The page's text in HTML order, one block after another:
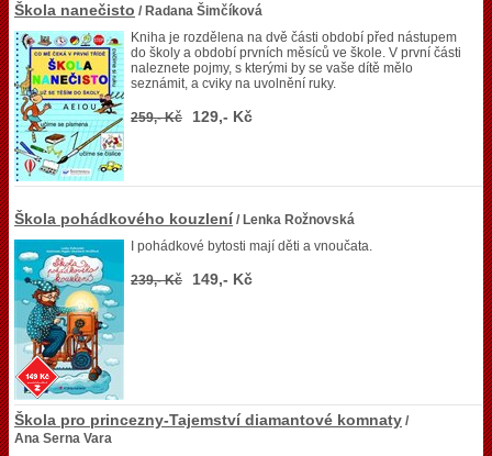
Škola nanečisto / Radana Šimčíková
Kniha je rozdělena na dvě části období před nástupem
do školy a období prvních měsíců ve škole. V první části
naleznete pojmy, s kterými by se vaše dítě mělo
seznámit, a cviky na uvolnění ruky.
259,- Kč 129,- Kč
Škola pohádkového kouzlení / Lenka Rožnovská
I pohádkové bytosti mají děti a vnoučata.
239,- Kč 149,- Kč
Škola pro princezny-Tajemství diamantové komnaty /
Ana Serna Vara